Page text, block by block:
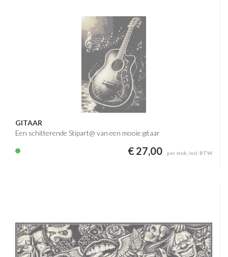
GITAAR
Een schitterende Stipart@ van een mooie gitaar
€ 27,00 per stuk, incl. BTW